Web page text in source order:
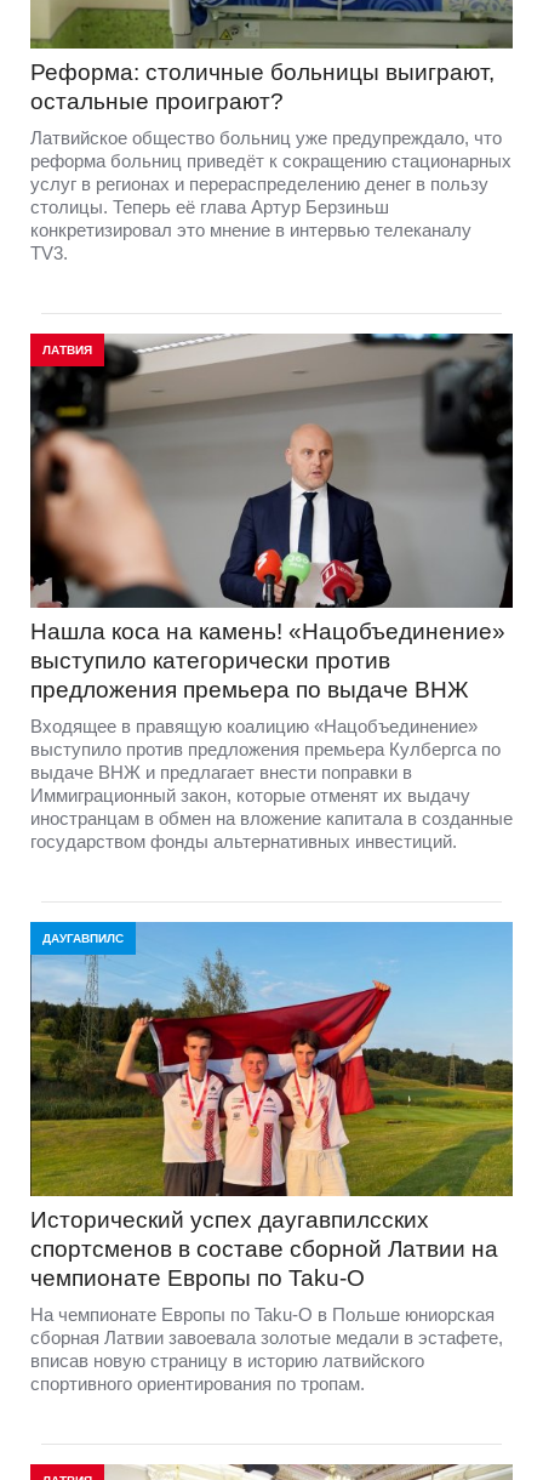
Реформа: столичные больницы выиграют,
остальные проиграют?
Латвийское общество больниц уже предупреждало, что
реформа больниц приведёт к сокращению стационарных
услуг в регионах и перераспределению денег в пользу
столицы. Теперь её глава Артур Берзиньш
конкретизировал это мнение в интервью телеканалу
TV3.
ЛАТВИЯ
Нашла коса на камень! «Нацобъединение»
выступило категорически против
предложения премьера по выдаче ВНЖ
Входящее в правящую коалицию «Нацобъединение»
выступило против предложения премьера Кулбергса по
выдаче ВНЖ и предлагает внести поправки в
Иммиграционный закон, которые отменят их выдачу
иностранцам в обмен на вложение капитала в созданные
государством фонды альтернативных инвестиций.
ДАУГАВПИЛС
Исторический успех даугавпилсских
спортсменов в составе сборной Латвии на
чемпионате Европы по Taku-O
На чемпионате Европы по Taku-O в Польше юниорская
сборная Латвии завоевала золотые медали в эстафете,
вписав новую страницу в историю латвийского
спортивного ориентирования по тропам.